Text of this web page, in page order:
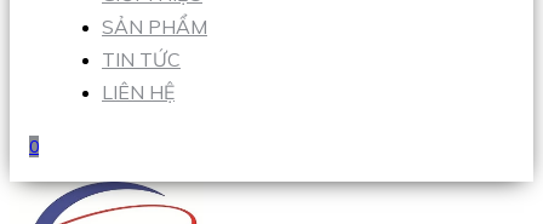
SẢN PHẨM
TIN TỨC
LIÊN HỆ
0